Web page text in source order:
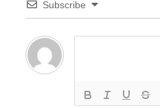
Subscribe